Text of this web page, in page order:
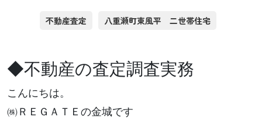
不動産査定 八重瀬町東風平 二世帯住宅
◆不動産の査定調査実務
こんにちは。
㈱ＲＥＧＡＴＥの金城です